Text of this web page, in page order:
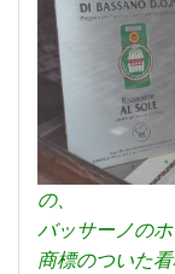
の、
バッサーノの
商標のついた